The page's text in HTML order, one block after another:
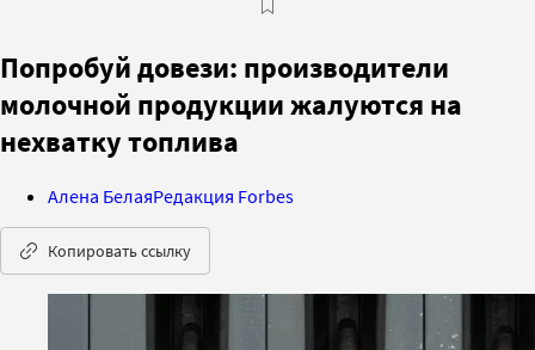
Попробуй довези: производители
молочной продукции жалуются на
нехватку топлива
Алена БелаяРедакция Forbes
Копировать ссылку